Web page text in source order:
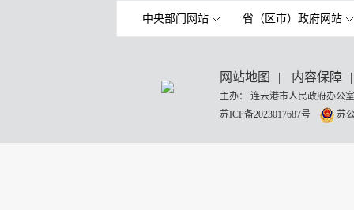
中央部门网站 省（区市）政府网站
网站地图 | 内容保障 |
主办： 连云港市人民政府办
苏ICP备2023017687号
苏